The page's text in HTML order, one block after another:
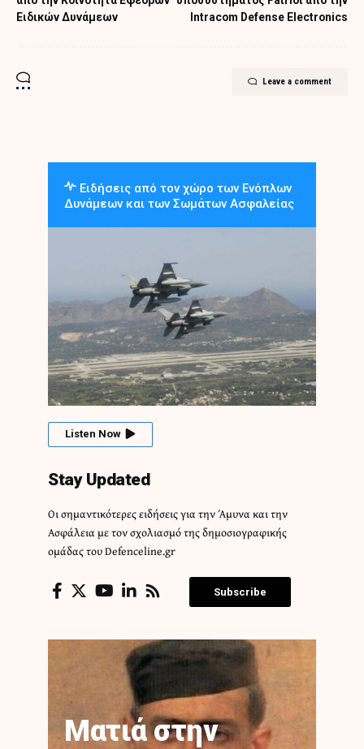
Ειδικών Δυνάμεων
Intracom Defense Electronics
Leave a comment
Ειδήσεις από τον χώρο των Ενόπλων
Δυνάμεων και των Σωμάτων Ασφαλείας
Listen Now
Stay Updated
Οι σημαντικότερες ειδήσεις για την Άμυνα και την
Ασφάλεια με τον σχολιασμό της δημοσιογραφικής
ομάδας του Defenceline.gr
Subscribe
Ματιά στην